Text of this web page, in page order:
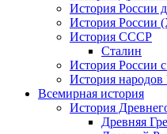
История России
История России
История СССР
Сталин
История России
История народов
Всемирная история
История
Древняя